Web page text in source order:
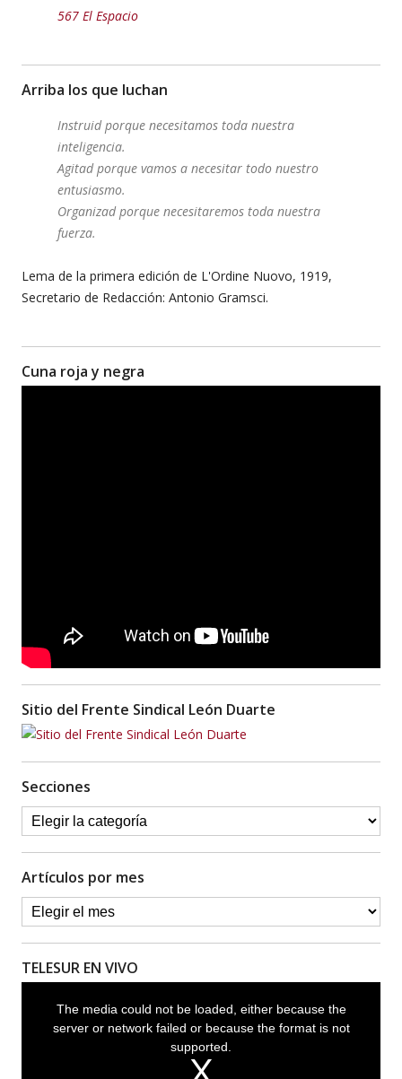
567 El Espacio
Arriba los que luchan
Instruid porque necesitamos toda nuestra
inteligencia.
Agitad porque vamos a necesitar todo nuestro
entusiasmo.
Organizad porque necesitaremos toda nuestra
fuerza.
Lema de la primera edición de L'Ordine Nuovo, 1919,
Secretario de Redacción: Antonio Gramsci.
Cuna roja y negra
Sitio del Frente Sindical León Duarte
Secciones
Artículos por mes
TELESUR EN VIVO